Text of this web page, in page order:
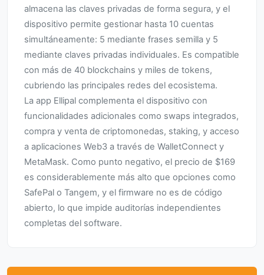
almacena las claves privadas de forma segura, y el
dispositivo permite gestionar hasta 10 cuentas
simultáneamente: 5 mediante frases semilla y 5
mediante claves privadas individuales. Es compatible
con más de 40 blockchains y miles de tokens,
cubriendo las principales redes del ecosistema.
La app Ellipal complementa el dispositivo con
funcionalidades adicionales como swaps integrados,
compra y venta de criptomonedas, staking, y acceso
a aplicaciones Web3 a través de WalletConnect y
MetaMask. Como punto negativo, el precio de $169
es considerablemente más alto que opciones como
SafePal o Tangem, y el firmware no es de código
abierto, lo que impide auditorías independientes
completas del software.